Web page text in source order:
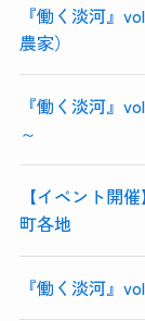
『働く淡河』
農家）
『働く淡河』
～
【イベント開
町各地
『働く淡河』